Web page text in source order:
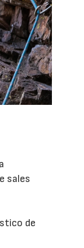
sales
de